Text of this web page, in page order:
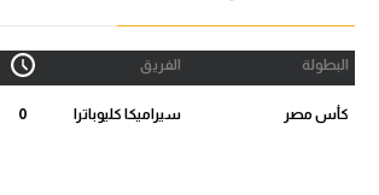
الدوري المصري
الدوري الإنجليزي الممتاز
البطولة الفريق
كأس مصر سيراميكا كليوباترا 0